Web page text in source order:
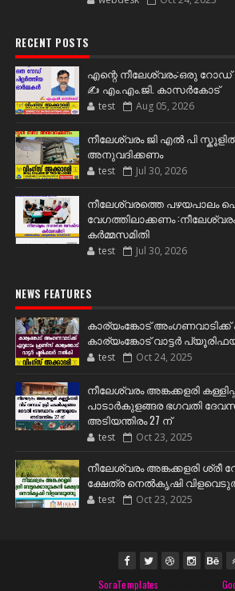
RECENT POSTS
എന്റെ നീലേശ്വരം:ഒരു റോഡ്
✍️ എം.എം.ജി. കാസർകോട്
test Aug 05, 2026
നീലേശ്വരം ജി എൽ പി
അനുവദിക്കണം
test Jul 30, 2026
നീലേശ്വരത്തെ പഴയപാലം
വേഗത്തിലാക്കണം
കർമ്മസമിതി
test Jul 30, 2026
NEWS FEATURES
കാര്യംങ്കോട്
കാര്യംങ്കോട് വാട്ടർ
test Oct 24, 2025
നീലേശ്വരം അങ്കക്കളരി
പാടാർകുളങ്ങര ഭഗവതി
അടിയന്തിരം 27 ന്
test Oct 23, 2025
നീലേശ്വരം അങ്കക്കളരി ശ്രീ
ക്ഷേത്ര നെൽകൃഷി
test Oct 23, 2025
SoraTemplates